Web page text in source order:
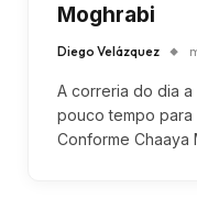
Moghrabi
Diego Velázquez
A correria do dia
pouco tempo
Conforme Chaaya